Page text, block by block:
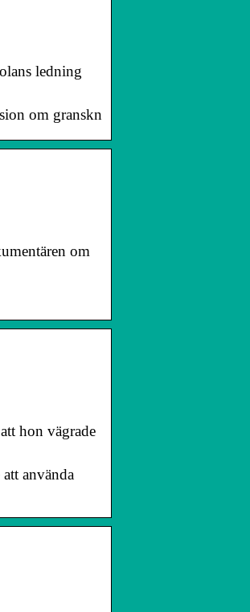
ledning
om granskn
om
hon vägrade
använda